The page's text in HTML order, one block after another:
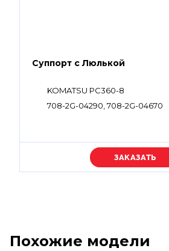
Суппорт с Люлькой
KOMATSU PC360-8
708-2G-04290, 708-2G-04670
Уточняйте цену
Похожие модели